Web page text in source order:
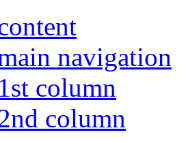
navigation
column
column